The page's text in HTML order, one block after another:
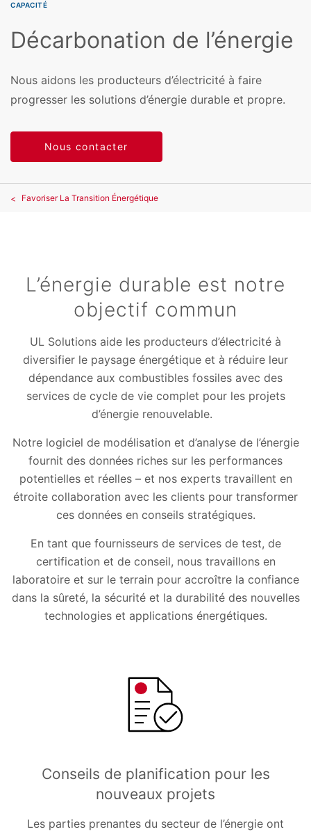
CAPACITÉ
Décarbonation de l’énergie
Nous aidons les producteurs d’électricité à faire
progresser les solutions d’énergie durable et propre.
Nous contacter
Favoriser La Transition Énergétique
L’énergie durable est notre
objectif commun
UL Solutions aide les producteurs d’électricité à
diversifier le paysage énergétique et à réduire leur
dépendance aux combustibles fossiles avec des
services de cycle de vie complet pour les projets
d’énergie renouvelable.
Notre logiciel de modélisation et d’analyse de l’énergie
fournit des données riches sur les performances
potentielles et réelles – et nos experts travaillent en
étroite collaboration avec les clients pour transformer
ces données en conseils stratégiques.
En tant que fournisseurs de services de test, de
certification et de conseil, nous travaillons en
laboratoire et sur le terrain pour accroître la confiance
dans la sûreté, la sécurité et la durabilité des nouvelles
technologies et applications énergétiques.
Conseils de planification pour les
nouveaux projets
Les parties prenantes du secteur de l’énergie ont